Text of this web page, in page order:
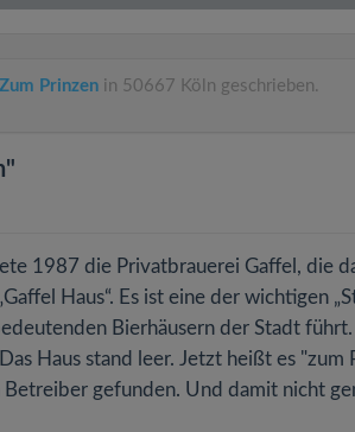
Prinzen in 50667 Köln geschrieben.
1987 die Privatbrauerei Gaffel, die
Haus“. Es ist eine der wichtigen
Bierhäusern der Stadt
Haus stand leer. Jetzt heißt es "zum
gefunden. Und damit nicht